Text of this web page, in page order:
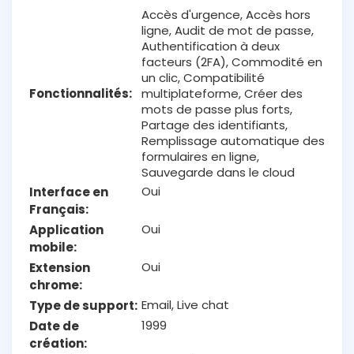
Fonctionnalités
Accès d'urgence, Accès hors
ligne, Audit de mot de passe,
Authentification à deux
facteurs (2FA), Commodité en
un clic, Compatibilité
multiplateforme, Créer des
mots de passe plus forts,
Partage des identifiants,
Remplissage automatique des
formulaires en ligne,
Sauvegarde dans le cloud
Interface en
Français
Oui
Application
mobile
Oui
Extension
chrome
Oui
Type de support Email, Live chat
Date de
création
1999